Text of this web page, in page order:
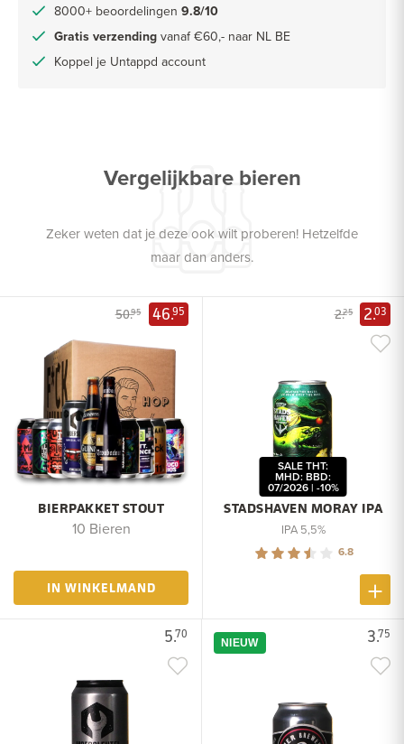
8000+ beoordelingen 9.8/10
Gratis verzending vanaf €60,- naar NL BE
Koppel je Untappd account
Vergelijkbare bieren
Zeker weten dat je deze ook wilt proberen! Hetzelfde
maar dan anders.
50.95 46.95
BIERPAKKET STOUT
10 Bieren
IN WINKELMAND
2.25 2.03
STADSHAVEN MORAY IPA
SALE THT:
MHD: BBD:
07/2026 | -10%
IPA 5,5%
6.8
5.70 3.75
NIEUW